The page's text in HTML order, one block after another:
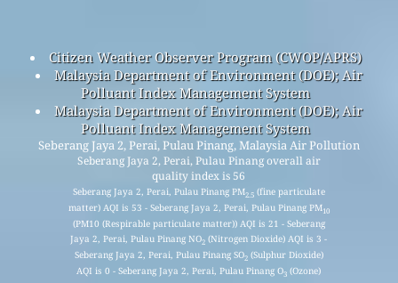
Citizen Weather Observer Program (CWOP/APRS)
Malaysia Department of Environment (DOE); Air
Polluant Index Management System
Malaysia Department of Environment (DOE); Air
Polluant Index Management System
Seberang Jaya 2, Perai, Pulau Pinang, Malaysia Air Pollution
Seberang Jaya 2, Perai, Pulau Pinang overall air
quality index is 56
Seberang Jaya 2, Perai, Pulau Pinang PM2.5(fine particulate
matter) AQI is 53 - Seberang Jaya 2, Perai, Pulau Pinang PM10
(PM10 (Respirable particulate matter)) AQI is 21 - Seberang
Jaya 2, Perai, Pulau Pinang NO2 (Nitrogen Dioxide) AQI is 3 -
Seberang Jaya 2, Perai, Pulau Pinang SO2(Sulphur Dioxide)
AQI is 0 - Seberang Jaya 2, Perai, Pulau Pinang O3 (Ozone)